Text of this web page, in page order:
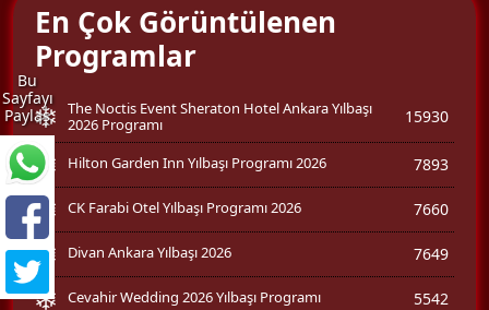
Bu
Sayfayı
Paylaş
En Çok Görüntülenen
Programlar
The Noctis Event Sheraton Hotel Ankara Yılbaşı
2026 Programı
15930
Hilton Garden Inn Yılbaşı Programı 2026 7893
CK Farabi Otel Yılbaşı Programı 2026 7660
Divan Ankara Yılbaşı 2026 7649
Cevahir Wedding 2026 Yılbaşı Programı 5542